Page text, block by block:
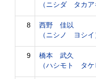
（ニシダ タカア
8
西野 佳以
（ニシノ ヨシイ
9
橋本 武久
（ハシモト タケ